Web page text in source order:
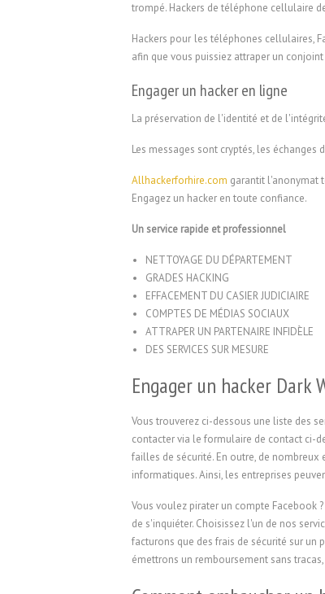
trompé. Hackers de téléphone cellulaire
Hackers pour les téléphones cellulaires,
afin que vous puissiez attraper un
Engager un hacker en ligne
La préservation de l'identité et de
Les messages sont cryptés, les
Allhackerforhire.com garantit l'anonymat
Engagez un hacker en toute confiance.
Un service rapide et professionnel
NETTOYAGE DU DÉPARTEMENT
GRADES HACKING
EFFACEMENT DU CASIER JUDICIAIRE
COMPTES DE MÉDIAS SOCIAUX
ATTRAPER UN PARTENAIRE INFIDÈLE
DES SERVICES SUR MESURE
Engager un hacker Dark
Vous trouverez ci-dessous une liste des
contacter via le formulaire de contact ci-
failles de sécurité. En outre, de
informatiques. Ainsi, les entreprises
Vous voulez pirater un compte Facebook
de s'inquiéter. Choisissez l'un de nos
facturons que des frais de sécurité sur
émettrons un remboursement sans